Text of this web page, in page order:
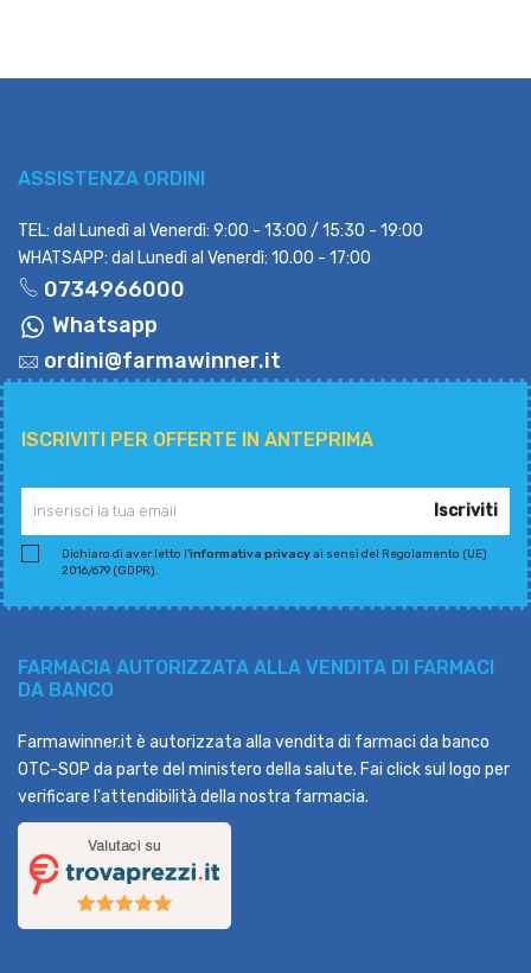
ASSISTENZA ORDINI
TEL: dal Lunedì al Venerdì: 9:00 - 13:00 / 15:30 - 19:00
WHATSAPP: dal Lunedì al Venerdì: 10.00 - 17:00
0734966000
Whatsapp
ordini@farmawinner.it
ISCRIVITI PER OFFERTE IN ANTEPRIMA
Iscriviti
Dichiaro di aver letto l'informativa privacyai sensi del Regolamento (UE)
2016/679 (GDPR).
FARMACIA AUTORIZZATA ALLA VENDITA DI FARMACI
DA BANCO
Farmawinner.it è autorizzata alla vendita di farmaci da banco
OTC-SOP da parte del ministero della salute. Fai click sul logo per
verificare l'attendibilità della nostra farmacia.